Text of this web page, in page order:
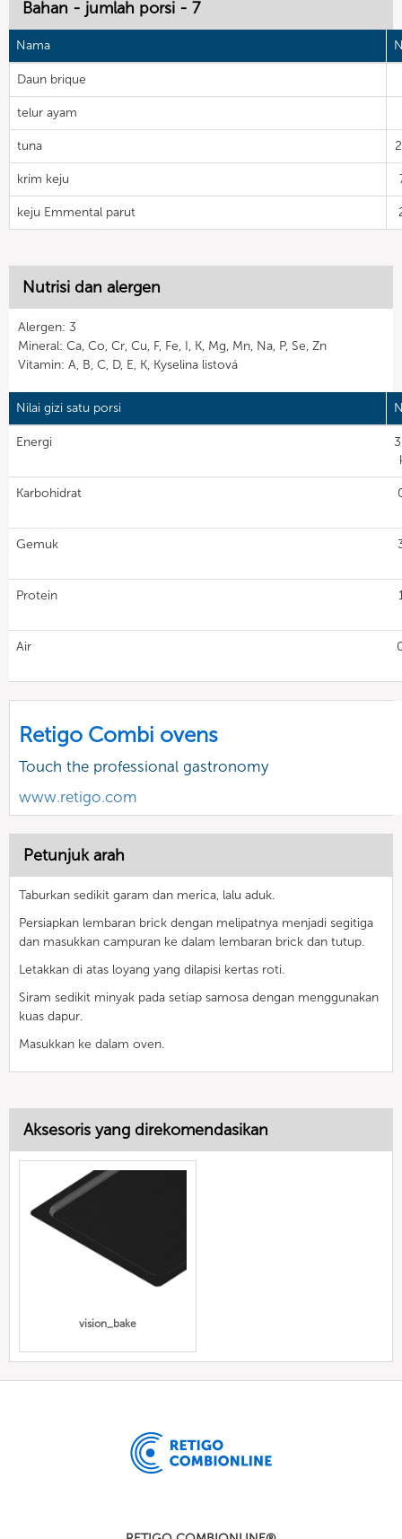
Bahan - jumlah porsi - 7
Nama
Daun brique
telur ayam
tuna
krim keju
keju Emmental parut
Nutrisi dan alergen
Alergen: 3
Mineral: Ca, Co, Cr, Cu, F, Fe, I, K, Mg, Mn, Na, P, Se, Zn
Vitamin: A, B, C, D, E, K, Kyselina listová
Nilai gizi satu porsi
Energi
Karbohidrat
Gemuk
Protein
Air
Retigo Combi ovens
Touch the professional gastronomy
www.retigo.com
Petunjuk arah
Taburkan sedikit garam dan merica, lalu aduk.
Persiapkan lembaran brick dengan melipatnya menjadi segitiga
dan masukkan campuran ke dalam lembaran brick dan tutup.
Letakkan di atas loyang yang dilapisi kertas roti.
Siram sedikit minyak pada setiap samosa dengan menggunakan
kuas dapur.
Masukkan ke dalam oven.
Aksesoris yang direkomendasikan
vision_bake